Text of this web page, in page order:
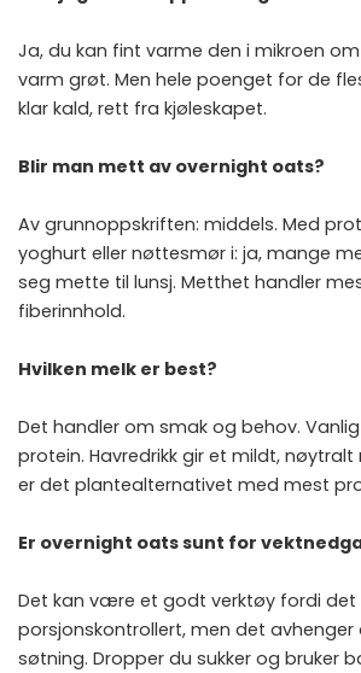
Ja, du kan fint varme den i mikroen
varm grøt. Men hele poenget for de
klar kald, rett fra kjøleskapet.
Blir man mett av overnight oats?
Av grunnoppskriften: middels. Med
yoghurt eller nøttesmør i: ja, mange
seg mette til lunsj. Metthet handler
fiberinnhold.
Hvilken melk er best?
Det handler om smak og behov.
protein. Havredrikk gir et mildt, nøytralt
er det plantealternativet med mest
Er overnight oats sunt for
Det kan være et godt verktøy fordi
porsjonskontrollert, men det
søtning. Dropper du sukker og bruker